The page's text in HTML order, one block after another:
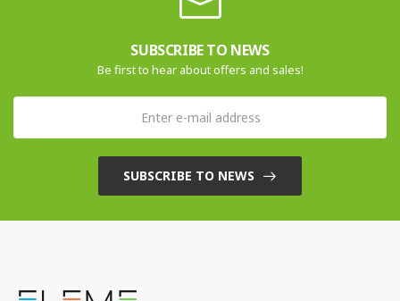
SUBSCRIBE TO NEWS
Be first to hear about offers and sales!
SUBSCRIBE TO NEWS